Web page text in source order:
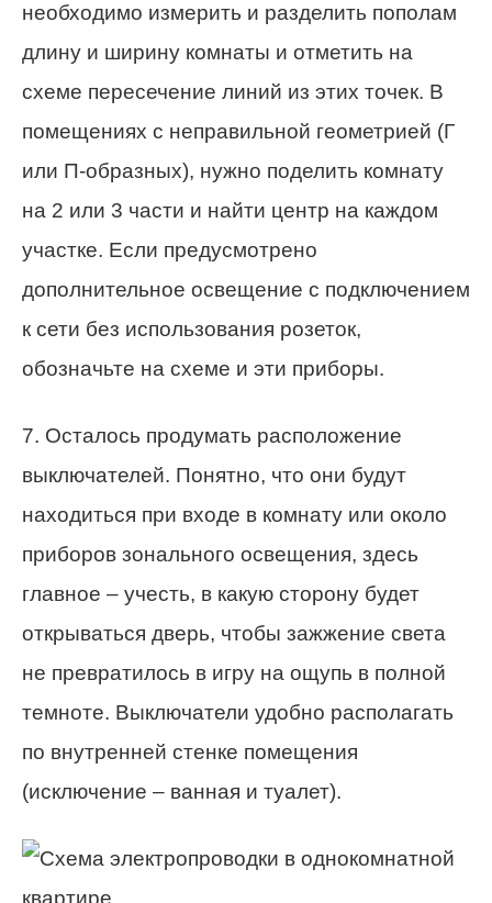
необходимо измерить и разделить пополам
длину и ширину комнаты и отметить на
схеме пересечение линий из этих точек. В
помещениях с неправильной геометрией (Г
или П-образных), нужно поделить комнату
на 2 или 3 части и найти центр на каждом
участке. Если предусмотрено
дополнительное освещение с подключением
к сети без использования розеток,
обозначьте на схеме и эти приборы.
7. Осталось продумать расположение
выключателей. Понятно, что они будут
находиться при входе в комнату или около
приборов зонального освещения, здесь
главное – учесть, в какую сторону будет
открываться дверь, чтобы зажжение света
не превратилось в игру на ощупь в полной
темноте. Выключатели удобно располагать
по внутренней стенке помещения
(исключение – ванная и туалет).